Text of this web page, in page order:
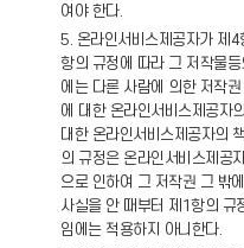
여야 한다.
5. 온라인서비스제공자가 제
항의 규정에 따라 그 저작물
에는 다른 사람에 의한 저작
에 대한 온라인서비스제공자
대한 온라인서비스제공자의
의 규정은 온라인서비스제공
으로 인하여 그 저작권 그 밖
사실을 안 때부터 제1항의 규
임에는 적용하지 아니한다.